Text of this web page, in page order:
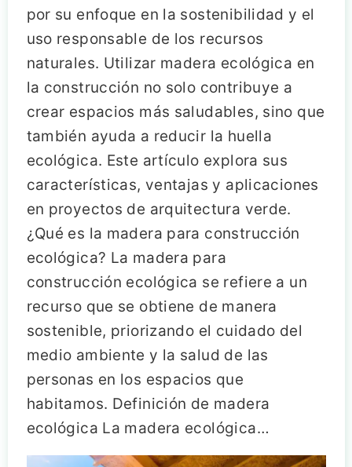
por su enfoque en la sostenibilidad y el
uso responsable de los recursos
naturales. Utilizar madera ecológica en
la construcción no solo contribuye a
crear espacios más saludables, sino que
también ayuda a reducir la huella
ecológica. Este artículo explora sus
características, ventajas y aplicaciones
en proyectos de arquitectura verde.
¿Qué es la madera para construcción
ecológica? La madera para
construcción ecológica se refiere a un
recurso que se obtiene de manera
sostenible, priorizando el cuidado del
medio ambiente y la salud de las
personas en los espacios que
habitamos. Definición de madera
ecológica La madera ecológica…